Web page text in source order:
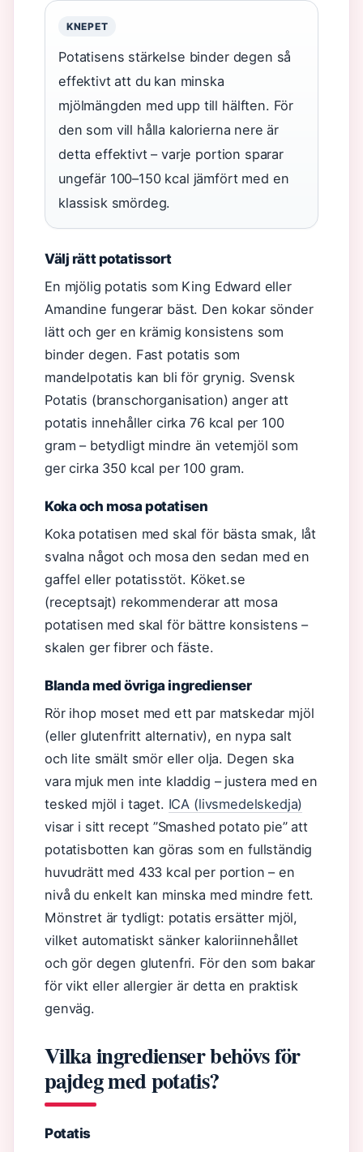
KNEPET
Potatisens stärkelse binder degen så
effektivt att du kan minska
mjölmängden med upp till hälften. För
den som vill hålla kalorierna nere är
detta effektivt – varje portion sparar
ungefär 100–150 kcal jämfört med en
klassisk smördeg.
Välj rätt potatissort
En mjölig potatis som King Edward eller
Amandine fungerar bäst. Den kokar sönder
lätt och ger en krämig konsistens som
binder degen. Fast potatis som
mandelpotatis kan bli för grynig. Svensk
Potatis (branschorganisation) anger att
potatis innehåller cirka 76 kcal per 100
gram – betydligt mindre än vetemjöl som
ger cirka 350 kcal per 100 gram.
Koka och mosa potatisen
Koka potatisen med skal för bästa smak, låt
svalna något och mosa den sedan med en
gaffel eller potatisstöt. Köket.se
(receptsajt) rekommenderar att mosa
potatisen med skal för bättre konsistens –
skalen ger fibrer och fäste.
Blanda med övriga ingredienser
Rör ihop moset med ett par matskedar mjöl
(eller glutenfritt alternativ), en nypa salt
och lite smält smör eller olja. Degen ska
vara mjuk men inte kladdig – justera med en
tesked mjöl i taget. ICA (livsmedelskedja)
visar i sitt recept ”Smashed potato pie” att
potatisbotten kan göras som en fullständig
huvudrätt med 433 kcal per portion – en
nivå du enkelt kan minska med mindre fett.
Mönstret är tydligt: potatis ersätter mjöl,
vilket automatiskt sänker kaloriinnehållet
och gör degen glutenfri. För den som bakar
för vikt eller allergier är detta en praktisk
genväg.
Vilka ingredienser behövs för
pajdeg med potatis?
Potatis